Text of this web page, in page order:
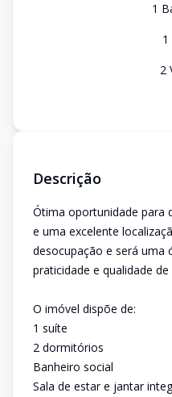
1
1
2
Descrição
Ótima oportunidade para
e uma excelente
desocupação e será
praticidade e qualidade de
O imóvel dispõe de:
1 suíte
2 dormitórios
Banheiro social
Sala de estar e jantar